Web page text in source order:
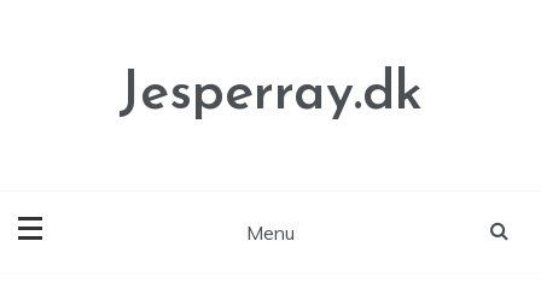
Jesperray.dk
Menu